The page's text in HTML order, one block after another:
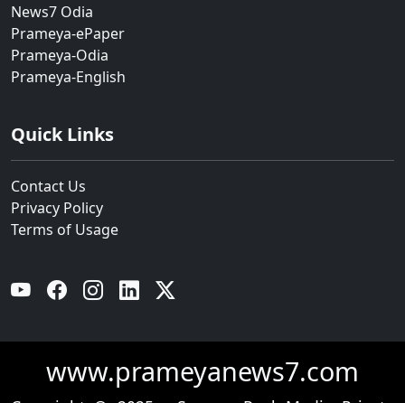
News7 Odia
Prameya-ePaper
Prameya-Odia
Prameya-English
Quick Links
Contact Us
Privacy Policy
Terms of Usage
YouTube Facebook Instagram Linkedin
www.prameyanews7.com